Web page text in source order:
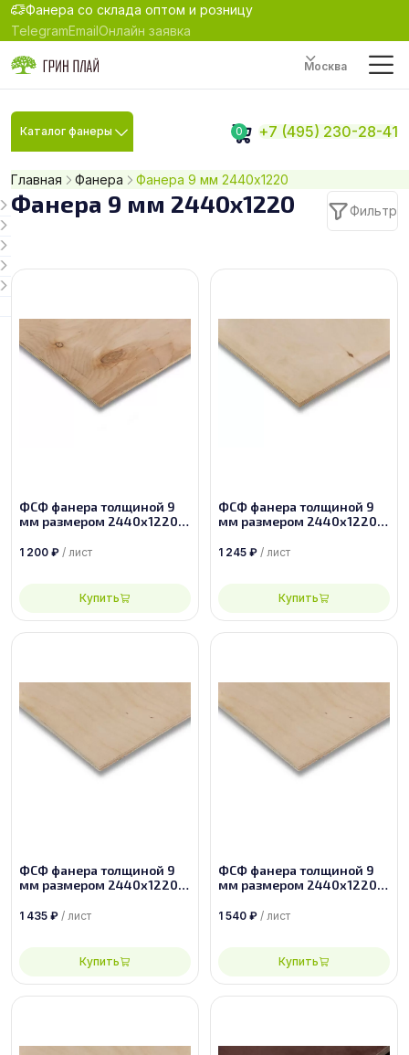
Фанера со склада оптом и розницу
TelegramEmailОнлайн заявка
Москва
Каталог фанеры 0 +7 (495) 230-28-41
Главная Фанера Фанера 9 мм 2440х1220
Фанера 9 мм 2440х1220 Фильтр
ФСФ фанера толщиной 9
мм размером 2440х1220,
1 200 ₽ / лист
Купить
ФСФ фанера толщиной 9
мм размером 2440х1220,
1 245 ₽ / лист
Купить
ФСФ фанера толщиной 9
мм размером 2440х1220,
1 435 ₽ / лист
Купить
ФСФ фанера толщиной 9
мм размером 2440х1220,
1 540 ₽ / лист
Купить